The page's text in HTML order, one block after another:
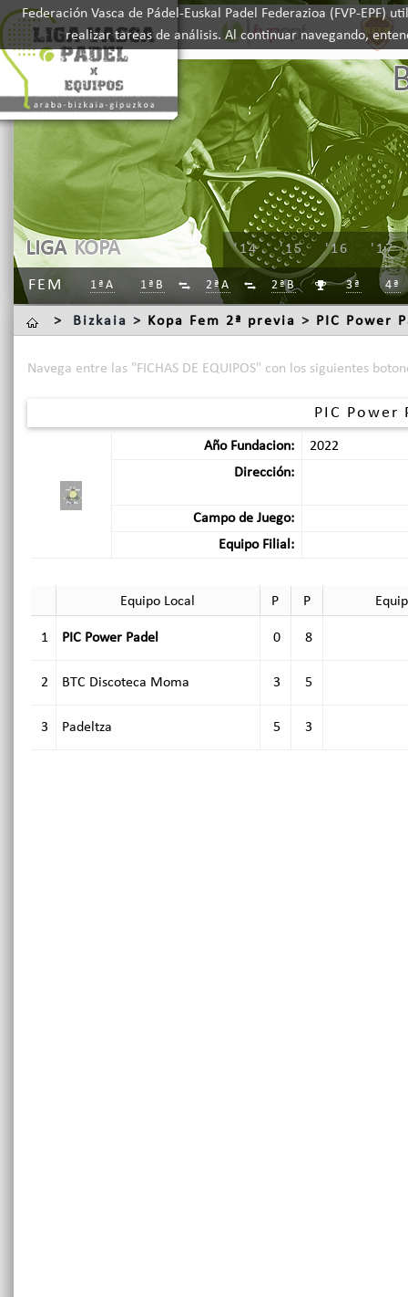
Federación Vasca de Pádel-Euskal Padel Federazioa (FVP-
realizar tareas de análisis. Al continuar navegando,
LIGA KOPA '17
'16
'15
'14
FEM 1ªA 1ªB  2ªA  2ªB  3ª 4ª
> Bizkaia > Kopa Fem 2ª previa > PIC Power
Navega entre las "FICHAS DE EQUIPOS" con los siguientes
PIC Power
Año Fundacion:
2022
Dirección:
Campo de Juego:
Equipo Filial:
Equipo Local P P
1 PIC Power Padel 0 8
2 BTC Discoteca Moma 3 5
3 Padeltza 5 3